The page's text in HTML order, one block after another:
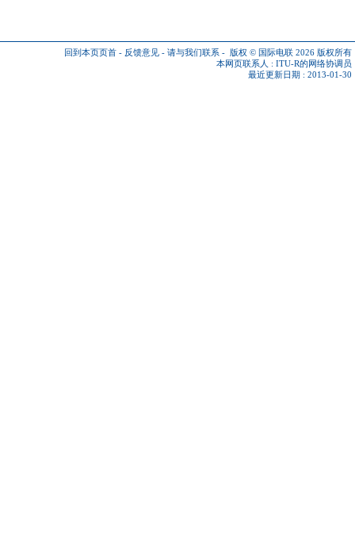
回到本页页首 - 反馈意见 - 请与我们联系 - 版权 © 国际电联 2026 版权所有
本网页联系人 : ITU-R的网络协调员
最近更新日期 : 2013-01-30